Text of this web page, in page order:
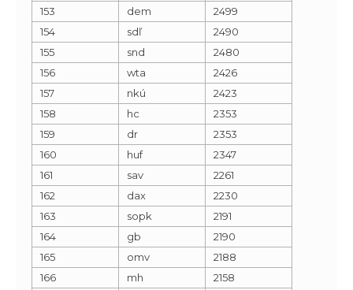
153
dem
2499
154
sdľ
2490
155
snd
2480
156
wta
2426
157
nkú
2423
158
hc
2353
159
dr
2353
160
huf
2347
161
sav
2261
162
dax
2230
163
sopk
2191
164
gb
2190
165
omv
2188
166
mh
2158